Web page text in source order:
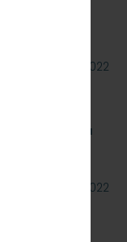
Sali
22 czerwca 2022
doradztwa
Miejska w
15 czerwca 2022